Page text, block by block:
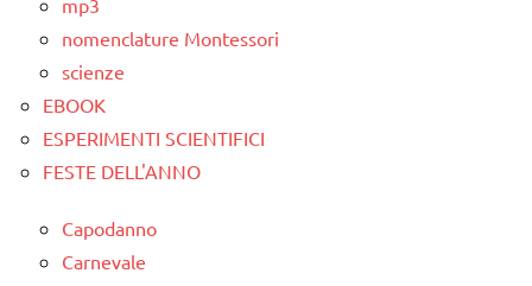
mp3
nomenclature Montessori
scienze
EBOOK
ESPERIMENTI SCIENTIFICI
FESTE DELL'ANNO
Capodanno
Carnevale